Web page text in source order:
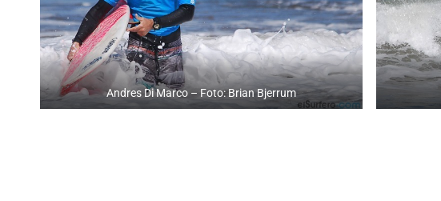
Andres Di Marco – Foto: Brian Bjerrum